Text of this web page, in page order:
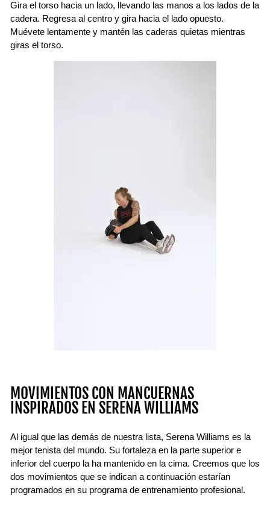
Gira el torso hacia un lado, llevando las manos a los lados de la
cadera. Regresa al centro y gira hacia el lado opuesto.
Muévete lentamente y mantén las caderas quietas mientras
giras el torso.
MOVIMIENTOS CON MANCUERNAS
INSPIRADOS EN SERENA WILLIAMS
Al igual que las demás de nuestra lista, Serena Williams es la
mejor tenista del mundo. Su fortaleza en la parte superior e
inferior del cuerpo la ha mantenido en la cima. Creemos que los
dos movimientos que se indican a continuación estarían
programados en su programa de entrenamiento profesional.